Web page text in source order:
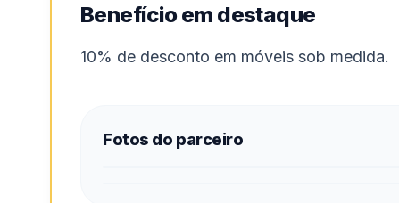
Benefício em destaque
10% de desconto em móveis sob medida.
Fotos do parceiro